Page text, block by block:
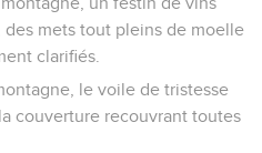
mets tout pleins de moelle
clarifiés.
le voile de tristesse
couverture recouvrant toutes